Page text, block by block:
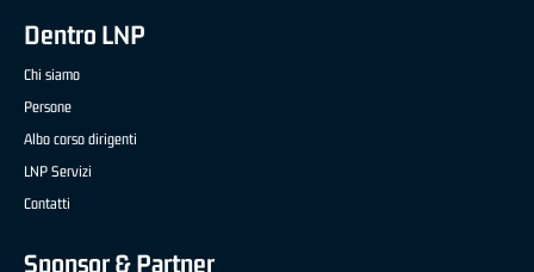
Dentro LNP
Chi siamo
Persone
Albo corso dirigenti
LNP Servizi
Contatti
Sponsor & Partner